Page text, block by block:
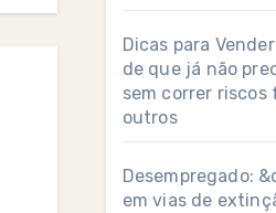
Dicas para
de que já não
sem correr riscos
outros
Desempregado:
em vias de